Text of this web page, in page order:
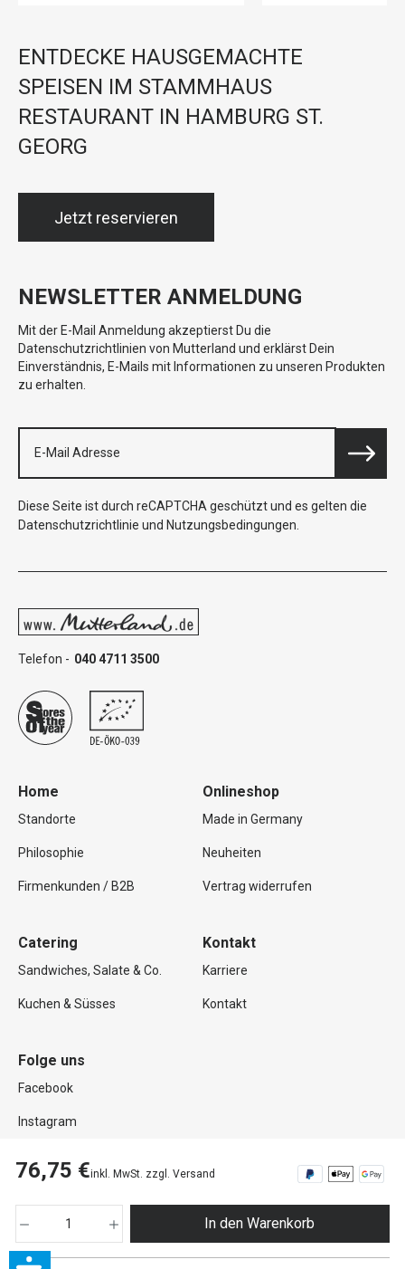
76,75 €inkl. MwSt. zzgl. Versand
In den Warenkorb
ENTDECKE HAUSGEMACHTE
SPEISEN IM STAMMHAUS
RESTAURANT IN HAMBURG ST.
GEORG
Jetzt reservieren
NEWSLETTER ANMELDUNG
Mit der E-Mail Anmeldung akzeptierst Du die
Datenschutzrichtlinien von Mutterland und erklärst Dein
Einverständnis, E-Mails mit Informationen zu unseren Produkten
zu erhalten.
Diese Seite ist durch reCAPTCHA geschützt und es gelten die
Datenschutzrichtlinie und Nutzungsbedingungen
Telefon - 040 4711 3500
Home
Standorte
Philosophie
Firmenkunden / B2B
Onlineshop
Made in Germany
Neuheiten
Vertrag widerrufen
Catering
Sandwiches, Salate & Co.
Kuchen & Süsses
Kontakt
Karriere
Kontakt
Folge uns
Facebook
Instagram
Impressum Datenschutz AGB
Widerrufsrecht